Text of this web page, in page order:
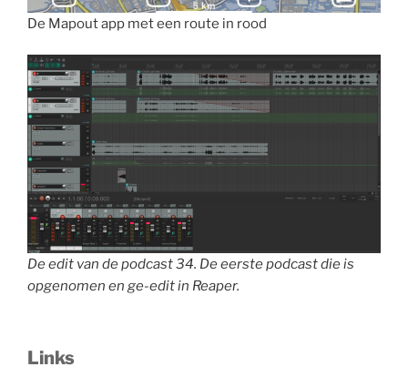
De Mapout app met een route in rood
De edit van de podcast 34. De eerste podcast die is
opgenomen en ge-edit in Reaper.
Links